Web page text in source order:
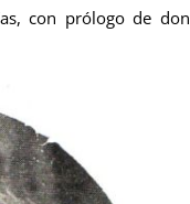
con prólogo de don